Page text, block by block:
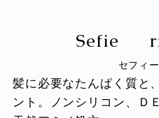
Sefie
セフィ
髪に必要なたんぱく質と
ント。
ノンシリコン、Ｄ